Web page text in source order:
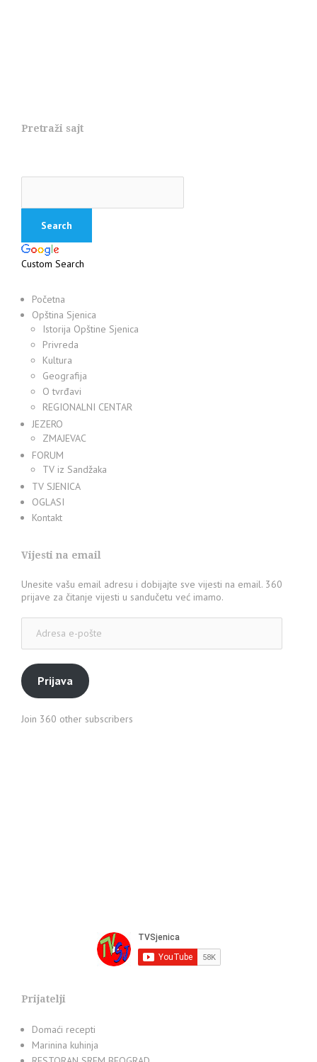
Pretraži sajt
Custom Search
Početna
Opština Sjenica
Istorija Opštine Sjenica
Privreda
Kultura
Geografija
O tvrđavi
REGIONALNI CENTAR
JEZERO
ZMAJEVAC
FORUM
TV iz Sandžaka
TV SJENICA
OGLASI
Kontakt
Vijesti na email
Unesite vašu email adresu i dobijajte sve vijesti na email. 360
prijave za čitanje vijesti u sandučetu već imamo.
pošte
Prijava
Join 360 other subscribers
Prijatelji
Domaći recepti
Marinina kuhinja